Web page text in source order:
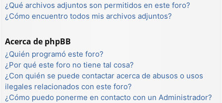
¿Qué archivos adjuntos son permitidos en este foro?
¿Cómo encuentro todos mis archivos adjuntos?
Acerca de phpBB
¿Quién programó este foro?
¿Por qué este foro no tiene tal cosa?
¿Con quién se puede contactar acerca de abusos o usos
ilegales relacionados con este foro?
¿Cómo puedo ponerme en contacto con un Administrador?